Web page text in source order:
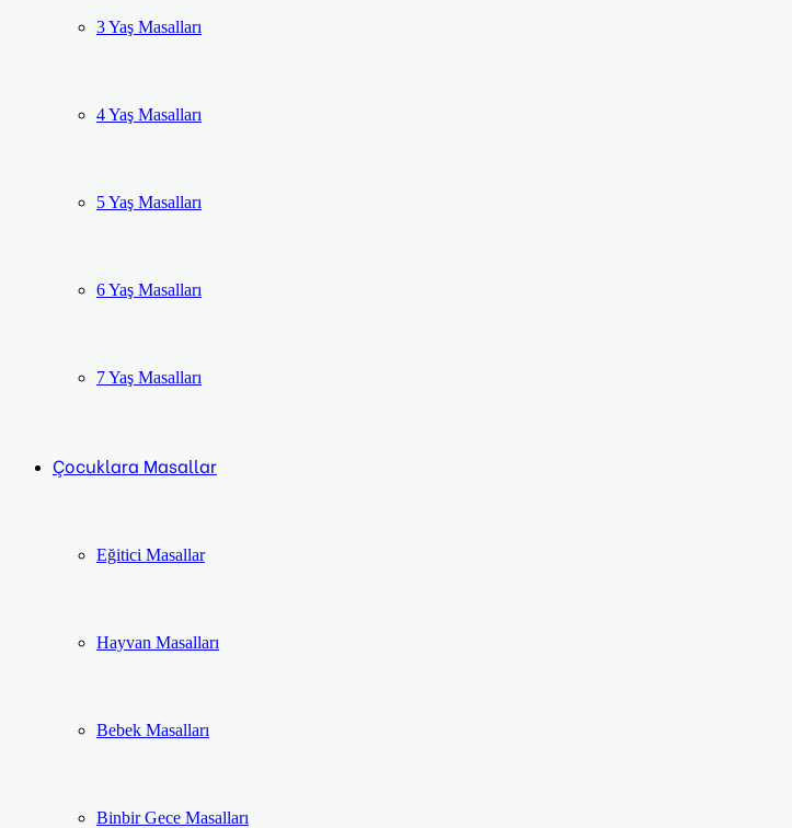
3 Yaş Masalları
4 Yaş Masalları
5 Yaş Masalları
6 Yaş Masalları
7 Yaş Masalları
Çocuklara Masallar
Eğitici Masallar
Hayvan Masalları
Bebek Masalları
Binbir Gece Masalları